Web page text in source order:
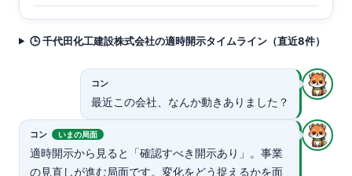
🕒 千代田化工建設株式会社の適時開示タイムライン（直近8件）
コン
最近この会社、なんか動きありました？
コン いまの局面
適時開示から見ると「確認すべき開示あり」。事業
の見直しが進む局面です。変化をどう捉えるかを面